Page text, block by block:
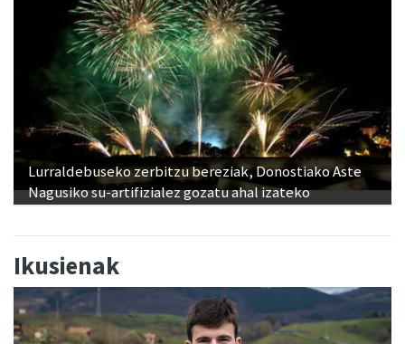
Lurraldebuseko zerbitzu bereziak, Donostiako Aste
Nagusiko su-artifizialez gozatu ahal izateko
Ikusienak